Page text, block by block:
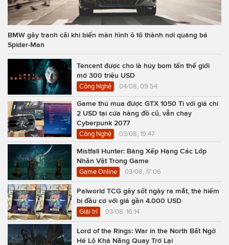
BMW gây tranh cãi khi biến màn hình ô tô thành nơi quảng bá
Spider-Man
Tencent được cho là hủy bom tấn thế giới
mở 300 triệu USD
Công Nghệ 04/08, 09:54
Game thủ mua được GTX 1050 Ti với giá chỉ
2 USD tại cửa hàng đồ cũ, vẫn chạy
Cyberpunk 2077
Công Nghệ 03/08, 19:47
Mistfall Hunter: Bảng Xếp Hạng Các Lớp
Nhân Vật Trong Game
Game Online 03/08, 17:06
Palworld TCG gây sốt ngày ra mắt, thẻ hiếm
bị đầu cơ với giá gần 4.000 USD
Giải trí 03/08, 16:14
Lord of the Rings: War in the North Bất Ngờ
Hé Lộ Khả Năng Quay Trở Lại